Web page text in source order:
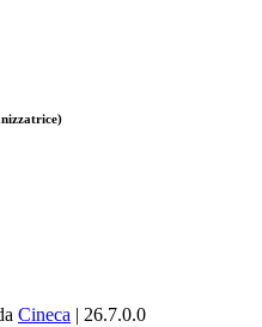
Cineca | 26.7.0.0